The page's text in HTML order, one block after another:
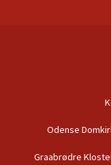
Odense
Graabrødre